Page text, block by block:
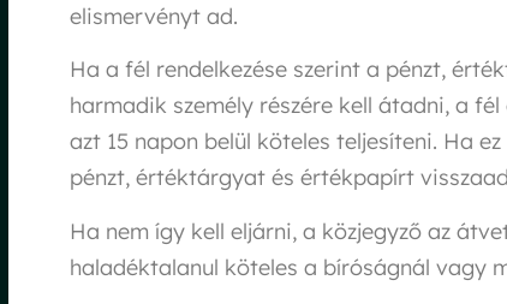
elismervényt ad.
Ha a fél rendelkezése szerint a pénzt,
harmadik személy részére kell átadni, a
azt 15 napon belül köteles teljesíteni. Ha
pénzt, értéktárgyat és értékpapírt
Ha nem így kell eljárni, a közjegyző az
haladéktalanul köteles a bíróságnál vagy